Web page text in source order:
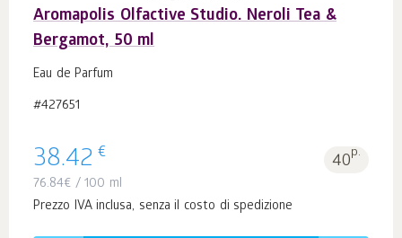
Aromapolis Olfactive Studio. Neroli Tea &
Bergamot, 50 ml
Eau de Parfum
#427651
38.42 € 40p.
76.84€ / 100 ml
Prezzo IVA inclusa, senza il costo di spedizione